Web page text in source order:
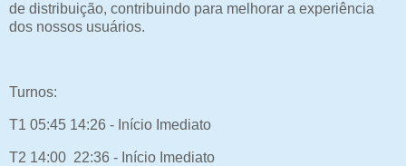
de distribuição, contribuindo para melhorar a experiência
dos nossos usuários.
Turnos:
T1 05:45 14:26 - Início Imediato
T2 14:00 22:36 - Início Imediato